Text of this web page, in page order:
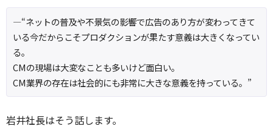
—“ネットの普及や不景気の影響で広告のあり方が変わってきて
いる今だからこそプロダクションが果たす意義は大きくなってい
る。
CMの現場は大変なことも多いけど面白い。
CM業界の存在は社会的にも非常に大きな意義を持っている。”
岩井社長はそう話します。